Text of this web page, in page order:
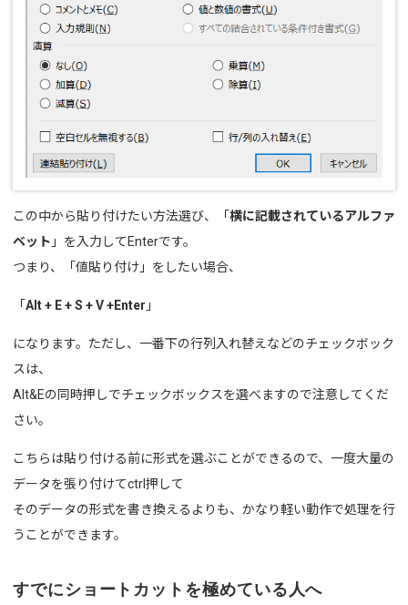
この中から貼り付けたい方法選び、「 横に記載されているアルファ
ベット 」を入力してEnterです。
つまり、「値貼り付け」をしたい場合、
「 Alt + E + S + V +Enter 」
になります。ただし、一番下の行列入れ替えなどのチェックボック
スは、
Alt&Eの同時押しでチェックボックスを選べますので注意してくだ
さい。
こちらは貼り付ける前に形式を選ぶことができるので、一度大量の
データを張り付けてctrl押して
そのデータの形式を書き換えるよりも、かなり軽い動作で処理を行
うことができます。
すでにショートカットを極めている人へ